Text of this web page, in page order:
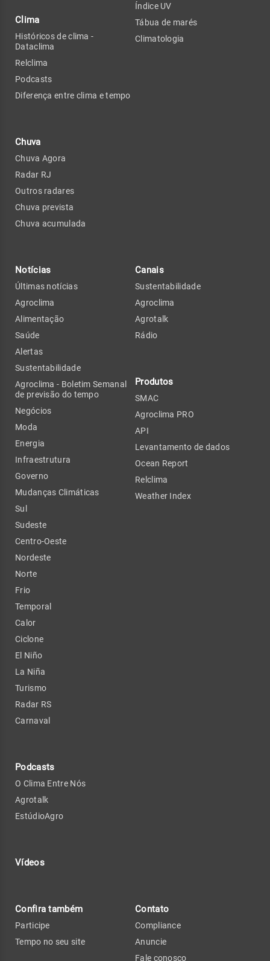
Clima
Históricos de clima -
Dataclima
Relclima
Podcasts
Diferença entre clima e tempo
Chuva
Chuva Agora
Radar RJ
Outros radares
Chuva prevista
Chuva acumulada
Índice UV
Tábua de marés
Climatologia
Notícias
Últimas notícias
Agroclima
Alimentação
Saúde
Alertas
Sustentabilidade
Agroclima - Boletim Semanal
de previsão do tempo
Negócios
Moda
Energia
Infraestrutura
Governo
Mudanças Climáticas
Sul
Sudeste
Centro-Oeste
Nordeste
Norte
Frio
Temporal
Calor
Ciclone
El Niño
La Niña
Turismo
Radar RS
Carnaval
Podcasts
O Clima Entre Nós
Agrotalk
EstúdioAgro
Vídeos
Canais
Sustentabilidade
Agroclima
Agrotalk
Rádio
Produtos
SMAC
Agroclima PRO
API
Levantamento de dados
Ocean Report
Relclima
Weather Index
Confira também
Participe
Tempo no seu site
Contato
Compliance
Anuncie
Fale conosco